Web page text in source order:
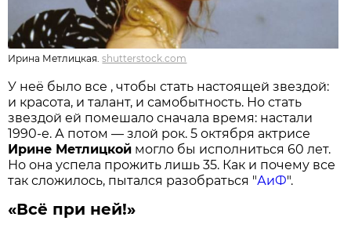
Ирина Метлицкая. shutterstock.com
У неё было все , чтобы стать настоящей звездой:
и красота, и талант, и самобытность. Но стать
звездой ей помешало сначала время: настали
1990-е. А потом — злой рок. 5 октября актрисе
Ирине Метлицкой могло бы исполниться 60 лет.
Но она успела прожить лишь 35. Как и почему все
так сложилось, пытался разобраться "АиФ".
«Всё при ней!»